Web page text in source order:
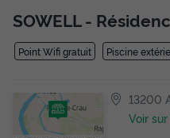
SOWELL -
Point Wifi gratuit Piscine
13200
Voir